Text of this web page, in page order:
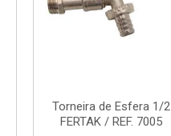
Torneira de Esfera 1/2
FERTAK / REF. 7005